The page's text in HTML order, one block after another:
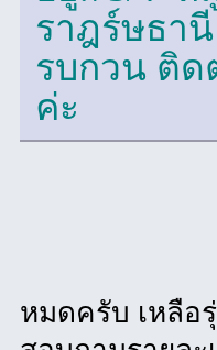
ราฎร์ษธา
รบกวน ติด
ค่ะ
หมดครับ เหลือ